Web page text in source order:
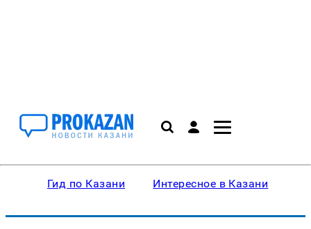
Гид по Казани Интересное в Казани